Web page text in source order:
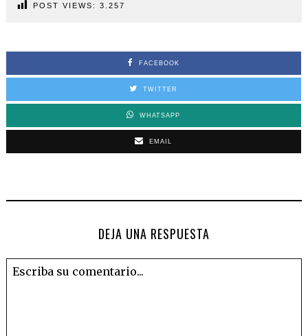
POST VIEWS: 3.257
FACEBOOK
TWITTER
WHATSAPP
EMAIL
DEJA UNA RESPUESTA